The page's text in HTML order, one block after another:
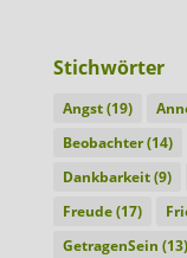
Stichwörter
Angst(19)
Beobachter(14)
Dankbarkeit(9)
Freude(17)
GetragenSein (13)